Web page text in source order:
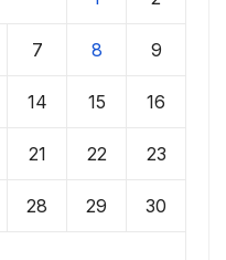
7 8 9
14 15 16
21 22 23
28 29 30